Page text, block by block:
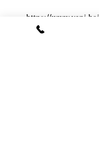
https://